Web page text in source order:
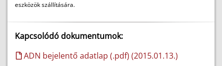
eszközök szállítására.
Kapcsolódó dokumentumok:
ADN bejelentő adatlap (.pdf) (2015.01.13.)